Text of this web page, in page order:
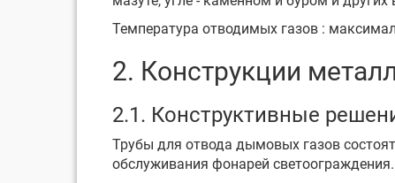
Температура отводимых газов :
2. Конструкции
2.1. Конструктивные
Трубы для отвода дымовых газов
обслуживания фонарей светоограждения.